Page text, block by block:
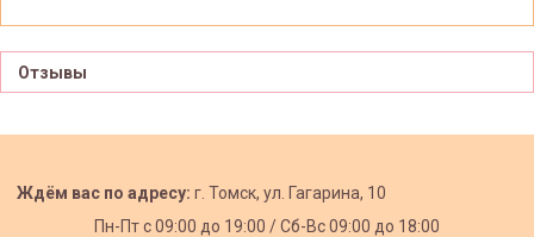
Отзывы
Ждём вас по адресу: г. Томск, ул. Гагарина, 10
Пн-Пт с09:00 до 19:00 /Сб-Вс 09:00 до 18:00